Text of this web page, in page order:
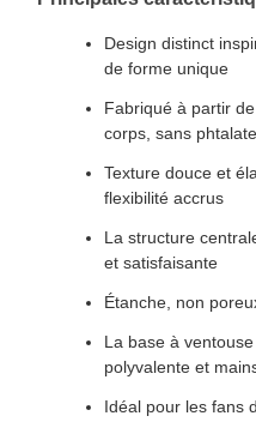
Design distinct
de forme unique
Fabriqué à partir
corps, sans phtalate
Texture douce et
flexibilité accrus
La structure
et satisfaisante
Étanche, non
La base à
polyvalente et
Idéal pour les fans